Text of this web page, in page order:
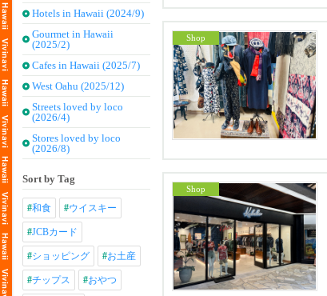
Hotels in Hawaii (2024/9)
Gourmet in Hawaii
(2025/2)
Cafes in Hawaii (2025/7)
West Oahu (2025/12)
Streets loved by loco
(2026/4)
Stores loved by loco
(2026/8)
Sort by Tag
#和食 #ウイスキー
#JCBカード
#ショッピング #お土産
#チップス #おやつ
Shop
Shop